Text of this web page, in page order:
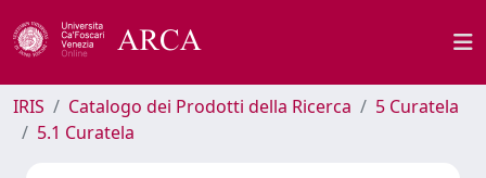
IRIS Catalogo dei Prodotti della Ricerca
5 Curatela
5.1 Curatela